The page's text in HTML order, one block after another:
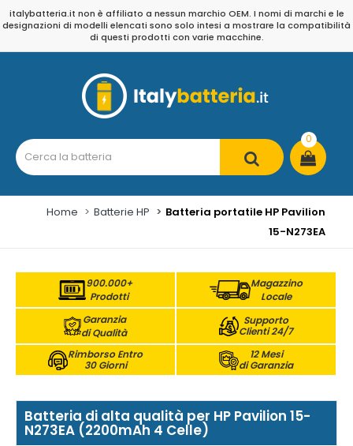
italybatteria.it non è affiliato a nessun marchio OEM. I nomi di marchi e le
designazioni di modelli elencati sono solo intesi a mostrare la compatibilità
di questi prodotti con varie macchine.
0
Home Batterie HP
Batteria portatile HP Pavilion
15-N273EA
900.000+
Prodotti
Magazzino
Locale
Garanzia
di Qualità
Supporto
Clienti 24/7
Rimborso Entro
30 Giorni
12 Mesi
di Garanzia
Batteria di alta qualità per HP Pavilion 15-
N273EA (2200mAh 4 Celle)